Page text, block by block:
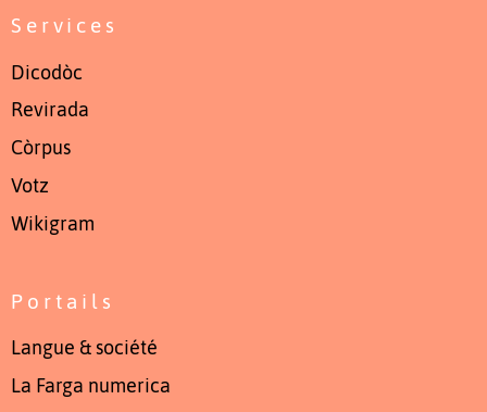
Services
Dicodòc
Revirada
Còrpus
Votz
Wikigram
Portails
Langue & société
La Farga numerica